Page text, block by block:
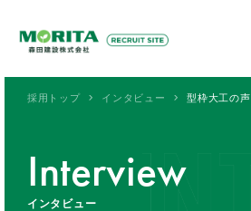
採用トップ インタビュー 型枠大工の声
Interview
インタビュー